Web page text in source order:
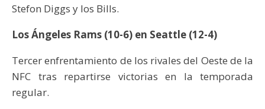
Stefon Diggs y los Bills.
Los Ángeles Rams (10-6) en Seattle (12-4)
Tercer enfrentamiento de los rivales del Oeste de la
NFC tras repartirse victorias en la temporada
regular.